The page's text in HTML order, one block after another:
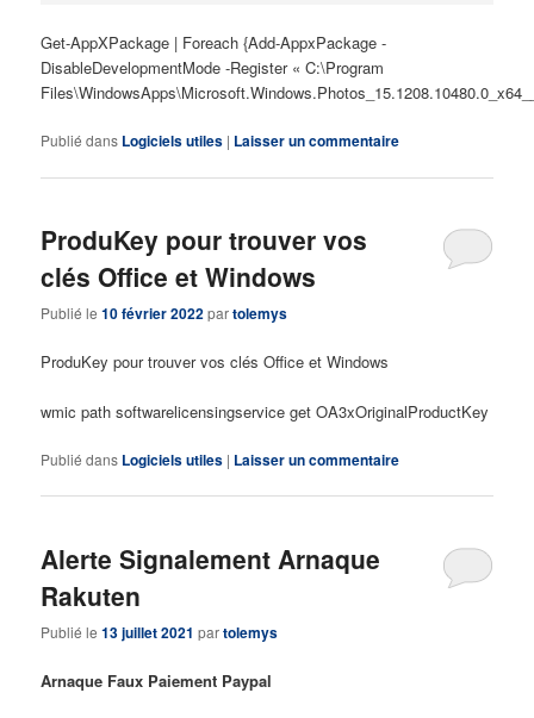
Get-AppXPackage | Foreach {Add-AppxPackage -
DisableDevelopmentMode -Register « C:\Program
Publié dans Logiciels utiles | Laisser un commentaire
ProduKey pour trouver vos
clés Office et Windows
Publié le10 février 2022partolemys
ProduKey pour trouver vos clés Office et Windows
wmic path softwarelicensingservice get OA3xOriginalProductKey
Publié dans Logiciels utiles | Laisser un commentaire
Alerte Signalement Arnaque
Rakuten
Publié le13 juillet 2021 partolemys
Arnaque Faux Paiement Paypal